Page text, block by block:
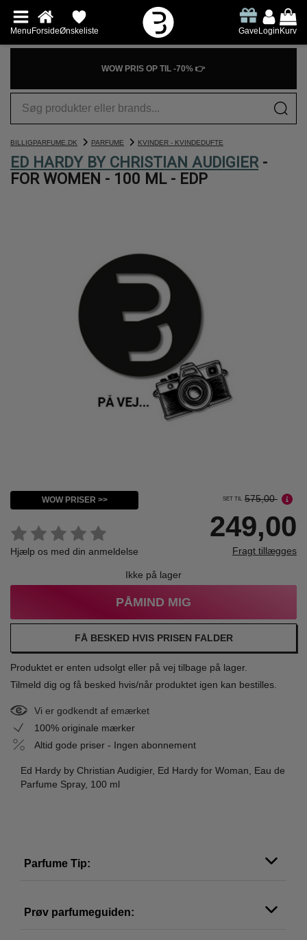
MenuForsideØnskeliste GaveLoginKurv
WOW PRIS OP TIL -70% 👉
BILLIGPARFUME.DK PARFUME KVINDER - KVINDEDUFTE
ED HARDY BY CHRISTIAN AUDIGIER -
FOR WOMEN - 100 ML - EDP
WOW PRISER >>
Hjælp os med din anmeldelse
SET TIL 575,00
249,00
Fragt tillægges
Ikke på lager
PÅMIND MIG
FÅ BESKED HVIS PRISEN FALDER
Produktet er enten udsolgt eller på vej tilbage på lager.
Tilmeld dig og få besked hvis/når produktet igen kan bestilles.
Vi er godkendt af emærket
100% originale mærker
Altid gode priser - Ingen abonnement
Ed Hardy by Christian Audigier, Ed Hardy for Woman, Eau de
Parfume Spray, 100 ml
Parfume Tip:
Prøv parfumeguiden: